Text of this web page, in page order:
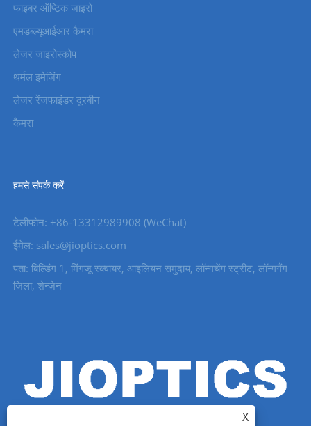
फाइबर ऑप्टिक जाइरो
एमडब्ल्यूआईआर कैमरा
लेजर जाइरोस्कोप
थर्मल इमेजिंग
लेजर रेंजफाइंडर दूरबीन
कैमरा
हमसे संपर्क करें
टेलीफोन: +86-13312989908 (WeChat)
ईमेल: sales@jioptics.com
पता: बिल्डिंग 1, मिंगजू स्क्वायर, आइलियन समुदाय, लॉन्गचेंग स्ट्रीट, लॉन्गगैंग
जिला, शेन्ज़ेन
X